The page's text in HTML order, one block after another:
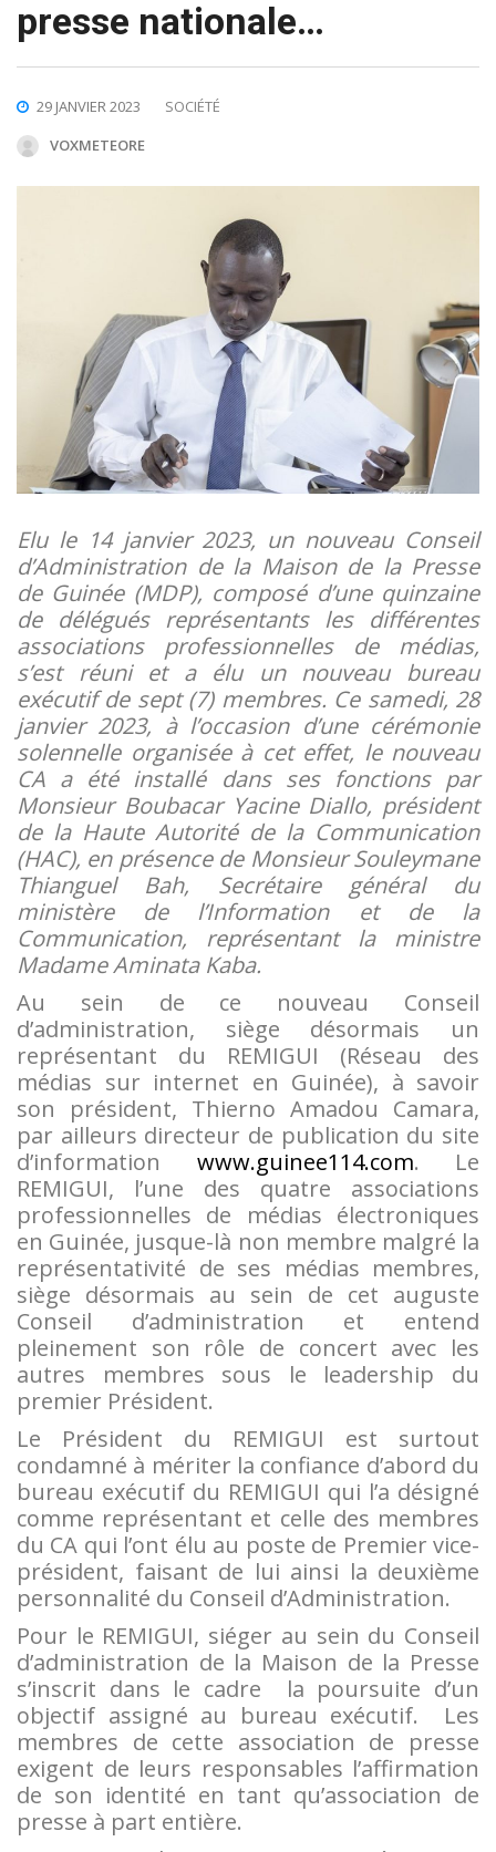
presse nationale…
29 JANVIER 2023
SOCIÉTÉ
VOXMETEORE
Elu le 14 janvier 2023, un nouveau Conseil
d’Administration de la Maison de la Presse
de Guinée (MDP), composé d’une quinzaine
de délégués représentants les différentes
associations professionnelles de médias,
s’est réuni et a élu un nouveau bureau
exécutif de sept (7) membres. Ce samedi, 28
janvier 2023, à l’occasion d’une cérémonie
solennelle organisée à cet effet, le nouveau
CA a été installé dans ses fonctions par
Monsieur Boubacar Yacine Diallo, président
de la Haute Autorité de la Communication
(HAC), en présence de Monsieur Souleymane
Thianguel Bah, Secrétaire général du
ministère de l’Information et de la
Communication, représentant la ministre
Madame Aminata Kaba.
Au sein de ce nouveau Conseil
d’administration, siège désormais un
représentant du REMIGUI (Réseau des
médias sur internet en Guinée), à savoir
son président, Thierno Amadou Camara,
par ailleurs directeur de publication du site
d’information www.guinee114.com. Le
REMIGUI, l’une des quatre associations
professionnelles de médias électroniques
en Guinée, jusque-là non membre malgré la
représentativité de ses médias membres,
siège désormais au sein de cet auguste
Conseil d’administration et entend
pleinement son rôle de concert avec les
autres membres sous le leadership du
premier Président.
Le Président du REMIGUI est surtout
condamné à mériter la confiance d’abord du
bureau exécutif du REMIGUI qui l’a désigné
comme représentant et celle des membres
du CA qui l’ont élu au poste de Premier vice-
président, faisant de lui ainsi la deuxième
personnalité du Conseil d’Administration.
Pour le REMIGUI, siéger au sein du Conseil
d’administration de la Maison de la Presse
s’inscrit dans le cadre la poursuite d’un
objectif assigné au bureau exécutif. Les
membres de cette association de presse
exigent de leurs responsables l’affirmation
de son identité en tant qu’association de
presse à part entière.